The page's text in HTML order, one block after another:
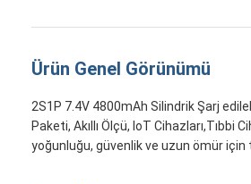
Ürün Genel Görünümü
2S1P 7.4V 4800mAh Silindrik Şarj
Paketi, Akıllı Ölçü, IoT Cihazları,Tıbbi
yoğunluğu, güvenlik ve uzun ömür için